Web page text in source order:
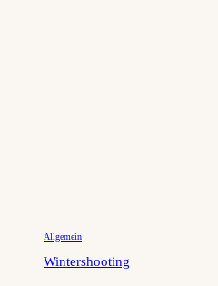
Allgemein
Wintershooting